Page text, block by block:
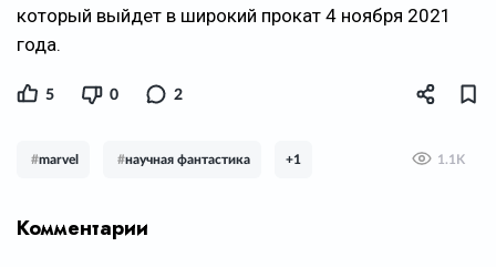
который выйдет в широкий прокат 4 ноября 2021
года.
5 0 2
#marvel #научная фантастика +1 1.1K
Комментарии